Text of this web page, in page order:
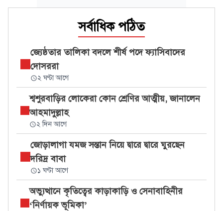
সর্বাধিক পঠিত
জ্যেষ্ঠতার তালিকা বদলে শীর্ষ পদে ফ্যাসিবাদের
দোসররা
২ ঘণ্টা আগে
শ্বশুরবাড়ির লোকেরা কোন শ্রেণির আত্মীয়, জানালেন
আহমাদুল্লাহ
২ দিন আগে
জোড়ালাগা যমজ সন্তান নিয়ে দ্বারে দ্বারে ঘুরছেন
দরিদ্র বাবা
১ ঘণ্টা আগে
অভ্যুত্থানে কৃতিত্বের কাড়াকাড়ি ও সেনাবাহিনীর
‘নির্ণায়ক ভূমিকা’